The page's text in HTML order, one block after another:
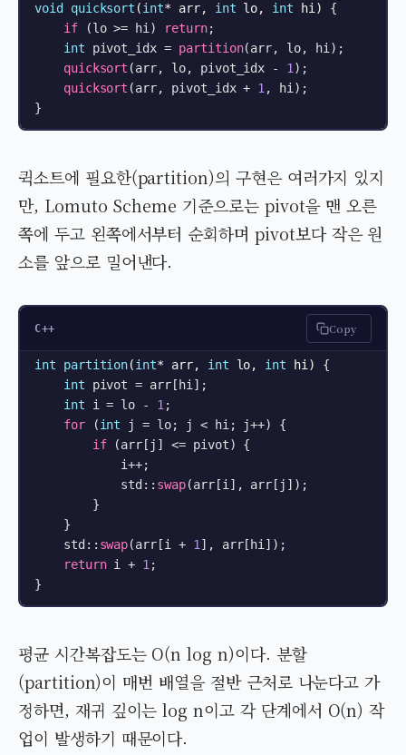
void quicksort (int* arr, int lo, int hi)
{
if (lo >= hi) return;
int pivot_idx = partition(arr, lo, hi);
quicksort (arr, lo, pivot_idx - 1);
quicksort (arr, pivot_idx + 1, hi);
}
퀵소트에 필요한(partition)의 구현은 여러가지 있지
만, Lomuto Scheme 기준으로는 pivot을 맨 오른
쪽에 두고 왼쪽에서부터 순회하며 pivot보다 작은 원
소를 앞으로 밀어낸다.
C++ Copy
int partition(int* arr, int lo, int hi)
{
int pivot = arr[hi];
int i = lo - 1;
for (int j = lo; j < hi; j++) {
if (arr[j] <= pivot) {
            i++;
            std::
swap(arr[i], arr[j]);
        }
    }
    std::
swap(arr[i + 1], arr[hi]);
return i + 1;
}
평균 시간복잡도는 O(n log n)이다. 분할
(partition)이 매번 배열을 절반 근처로 나눈다고 가
정하면, 재귀 깊이는 log n이고 각 단계에서 O(n) 작
업이 발생하기 때문이다.